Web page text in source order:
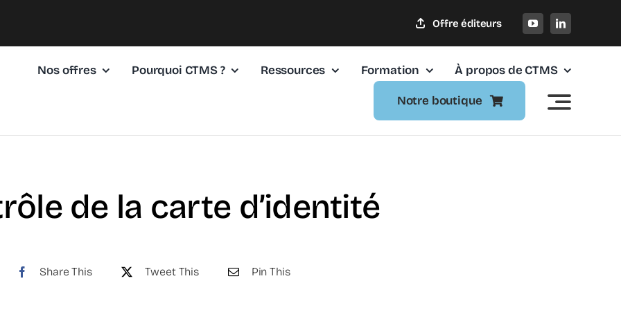
Offre éditeurs
Nos offres Pourquoi CTMS ? Ressources Formation À propos de CTMS
Notre boutique
de la carte d’identité
Share This Tweet This Pin This